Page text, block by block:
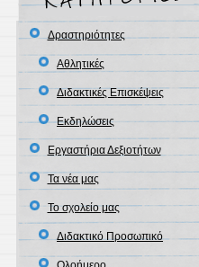
Δραστηριότητες
Αθλητικές
Διδακτικές Επισκέψεις
Εκδηλώσεις
Εργαστήρια Δεξιοτήτων
Τα νέα μας
Το σχολείο μας
Διδακτικό Προσωπικό